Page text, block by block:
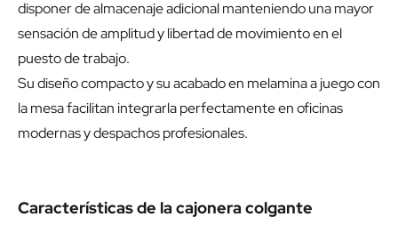
disponer de almacenaje adicional manteniendo una mayor
sensación de amplitud y libertad de movimiento en el
puesto de trabajo.
Su diseño compacto y su acabado en melamina a juego con
la mesa facilitan integrarla perfectamente en oficinas
modernas y despachos profesionales.
Características de la cajonera colgante